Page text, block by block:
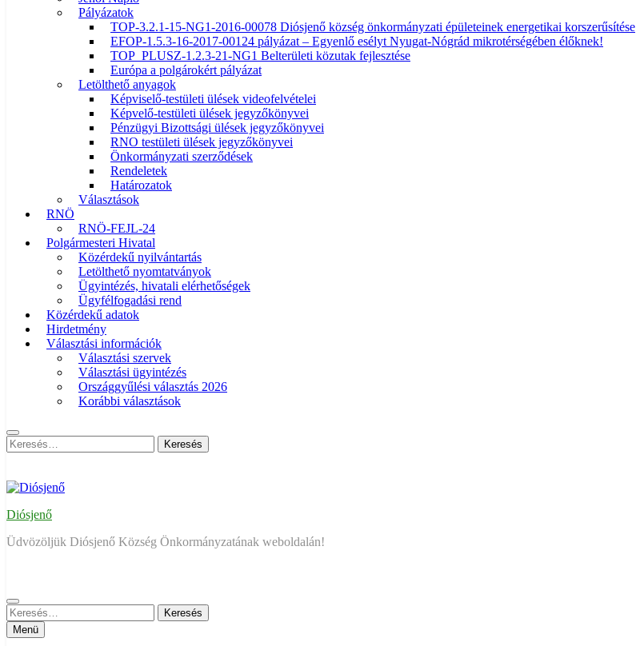
Pályázatok
TOP-3.2.1-15-NG1-2016-00078 Diósjenő község önkormányzati épületeinek energetikai korszerűsítése
EFOP-1.5.3-16-2017-00124 pályázat – Egyenlő esélyt Nyugat-Nógrád mikrotérségében élőknek!
TOP_PLUSZ-1.2.3-21-NG1 Belterületi közutak fejlesztése
Európa a polgárokért pályázat
Letölthető anyagok
Képviselő-testületi ülések videofelvételei
Képvelő-testületi ülések jegyzőkönyvei
Pénzügyi Bizottsági ülések jegyzőkönyvei
RNO testületi ülések jegyzőkönyvei
Önkormányzati szerződések
Rendeletek
Határozatok
Választások
RNÖ
RNÖ-FEJL-24
Polgármesteri Hivatal
Közérdekű nyilvántartás
Letölthető nyomtatványok
Ügyintézés, hivatali elérhetőségek
Ügyfélfogadási rend
Közérdekű adatok
Hirdetmény
Választási információk
Választási szervek
Választási ügyintézés
Országgyűlési választás 2026
Korábbi választások
Keresés:
Diósjenő
Üdvözöljük Diósjenő Község Önkormányzatának weboldalán!
Keresés:
Menü